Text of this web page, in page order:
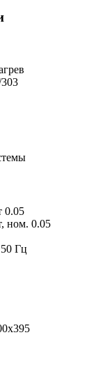
0.05
ном. 0.05
Гц